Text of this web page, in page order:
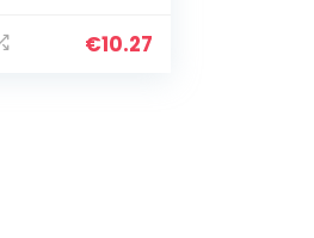
2B000€10.27